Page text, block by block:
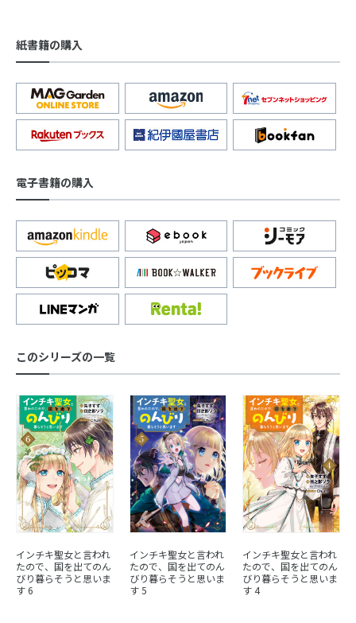
紙書籍の購入
電子書籍の購入
このシリーズの一覧
インチキ聖女と言われ
たので、国を出てのん
びり暮らそうと思いま
す 6
インチキ聖女と言われ
たので、国を出てのん
びり暮らそうと思いま
す 5
インチキ聖女と言われ
たので、国を出てのん
びり暮らそうと思いま
す 4